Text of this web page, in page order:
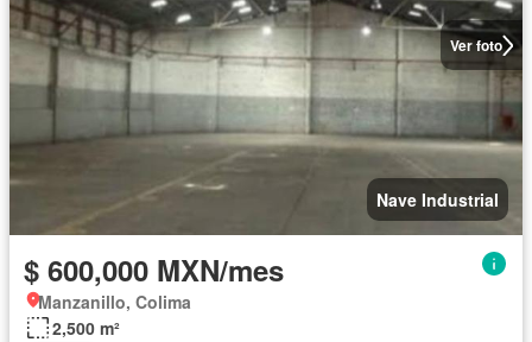
Ver foto
Nave Industrial
$ 600,000 MXN/mes
Manzanillo, Colima
2,500 m²